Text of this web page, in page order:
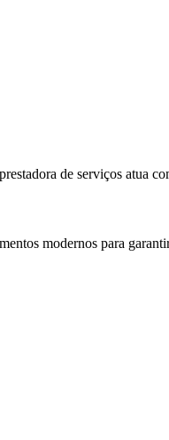
de serviços atua
modernos para